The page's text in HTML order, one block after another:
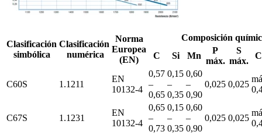
Clasificación
simbólica
Clasificación
numérica
Norma
Europea
(EN)
Composición
C
Si Mn
P
máx.
S
máx.
C60S 1.1211
EN
10132-4
0,57
–
0,65
0,15
–
0,35
0,60
–
0,90
0,025 0,025
C67S 1.1231
EN
10132-4
0,65
–
0,73
0,15
–
0,35
0,60
–
0,90
0,025 0,025